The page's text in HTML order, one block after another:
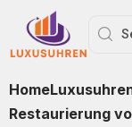
Home
Restaurierung